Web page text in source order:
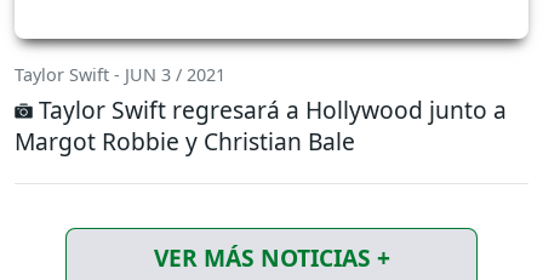
Taylor Swift - JUN 3 / 2021
Taylor Swift regresará a Hollywood junto a
Margot Robbie y Christian Bale
VER MÁS NOTICIAS +